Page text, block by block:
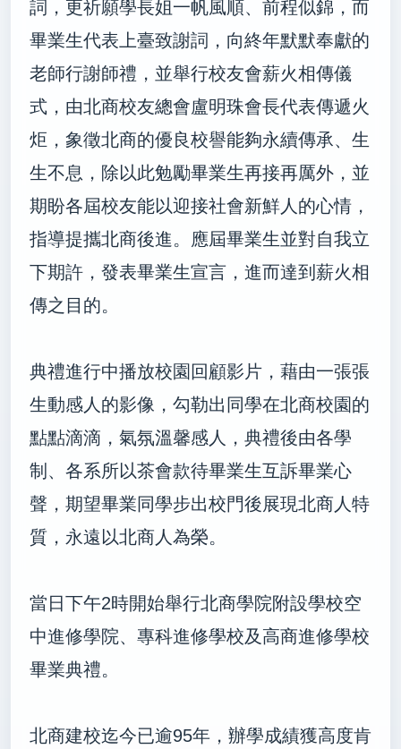
詞，更祈願學長姐一帆風順、前程似錦，而
畢業生代表上臺致謝詞，向終年默默奉獻的
老師行謝師禮，並舉行校友會薪火相傳儀
式，由北商校友總會盧明珠會長代表傳遞火
炬，象徵北商的優良校譽能夠永續傳承、生
生不息，除以此勉勵畢業生再接再厲外，並
期盼各屆校友能以迎接社會新鮮人的心情，
指導提攜北商後進。應屆畢業生並對自我立
下期許，發表畢業生宣言，進而達到薪火相
傳之目的。
典禮進行中播放校園回顧影片，藉由一張張
生動感人的影像，勾勒出同學在北商校園的
點點滴滴，氣氛溫馨感人，典禮後由各學
制、各系所以茶會款待畢業生互訴畢業心
聲，期望畢業同學步出校門後展現北商人特
質，永遠以北商人為榮。
當日下午2時開始舉行北商學院附設學校空
中進修學院、專科進修學校及高商進修學校
畢業典禮。
北商建校迄今已逾95年，辦學成績獲高度肯